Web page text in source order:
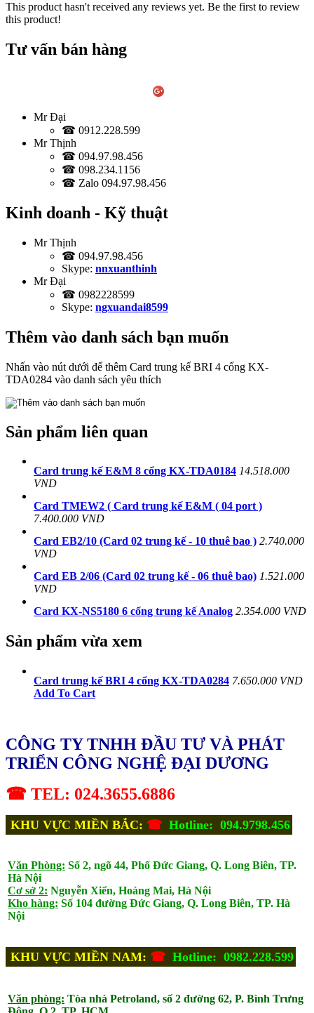
This product hasn't received any reviews yet. Be the first to review
this product!
Tư vấn bán hàng
Mr Đại
☎ 0912.228.599
Mr Thịnh
☎ 094.97.98.456
☎ 098.234.1156
☎ Zalo 094.97.98.456
Kinh doanh - Kỹ thuật
Mr Thịnh
☎ 094.97.98.456
Skype: nnxuanthinh
Mr Đại
☎ 0982228599
Skype: ngxuandai8599
Thêm vào danh sách bạn muốn
Nhấn vào nút dưới để thêm Card trung kế BRI 4 cổng KX-
TDA0284 vào danh sách yêu thích
Sản phẩm liên quan
Card trung kế E&M 8 cổng KX-TDA0184 14.518.000
VND
Card TMEW2 ( Card trung kế E&M ( 04 port )
7.400.000 VND
Card EB2/10 (Card 02 trung kế - 10 thuê bao ) 2.740.000
VND
Card EB 2/06 (Card 02 trung kế - 06 thuê bao) 1.521.000
VND
Card KX-NS5180 6 cổng trung kế Analog 2.354.000 VND
Sản phẩm vừa xem
Card trung kế BRI 4 cổng KX-TDA0284 7.650.000 VND
Add To Cart
CÔNG TY TNHH ĐẦU TƯ VÀ PHÁT
TRIỂN CÔNG NGHỆ ĐẠI DƯƠNG
☎ TEL: 024.3655.6886
KHU VỰC MIỀN BẮC: ☎ Hotline: 094.9798.456
Văn Phòng: Số 2, ngõ 44, Phố Đức Giang, Q. Long Biên, TP.
Hà Nội
Cơ sở 2: Nguyễn Xiển, Hoàng Mai, Hà Nội
Kho hàng: Số 104 đường Đức Giang, Q. Long Biên, TP. Hà
Nội
KHU VỰC MIỀN NAM: ☎ Hotline: 0982.228.599
Văn phòng: Tòa nhà Petroland, số 2 đường 62, P. Bình Trưng